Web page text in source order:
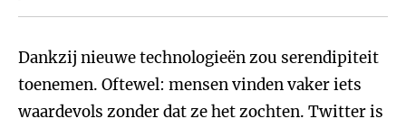
Dankzij nieuwe technologieën zou serendipiteit
toenemen. Oftewel: mensen vinden vaker iets
waardevols zonder dat ze het zochten. Twitter is